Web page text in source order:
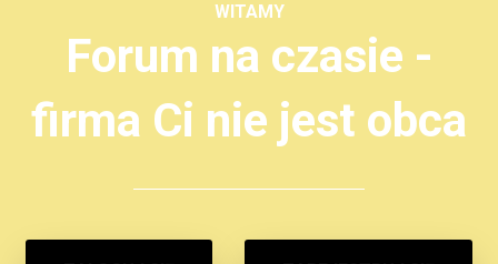
WITAMY
Forum na czasie -
firma Ci nie jest obca